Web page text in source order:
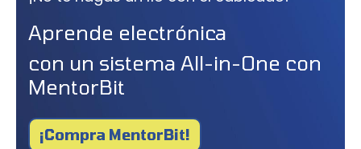
Aprende electrónica
con un sistema All-in-One con
MentorBit
¡Compra MentorBit!